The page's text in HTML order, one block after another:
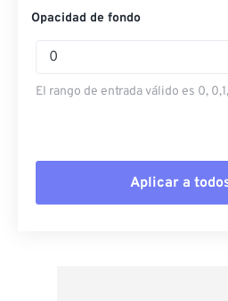
Opacidad de fondo
El rango de entrada válido es 0,
Aplicar a